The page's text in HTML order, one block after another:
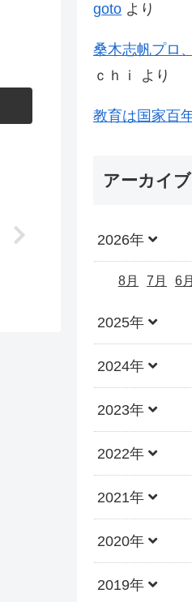
goto より
桑木志帆プロ
ｃｈｉ
より
教育は国家百
アーカイブ
2026年
8月 7月 6月
2025年
2024年
2023年
2022年
2021年
2020年
2019年